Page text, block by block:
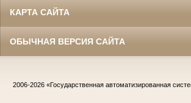
КАРТА САЙТА
ОБЫЧНАЯ ВЕРСИЯ САЙТА
2006-2026 «Государственная автоматизированная